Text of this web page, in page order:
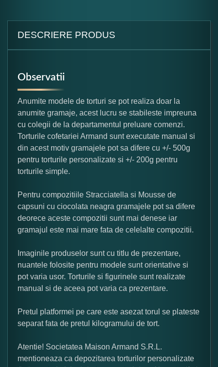
DESCRIERE PRODUS
Observatii
Anumite modele de torturi se pot realiza doar la
anumite gramaje, acest lucru se stabileste impreuna
cu colegii de la departamentul preluare comenzi.
Torturile cofetariei Armand sunt executate manual si
din acest motiv gramajele pot sa difere cu +/- 500g
pentru torturile personalizate si +/- 200g pentru
torturile simple.
Pentru compozitiile Stracciatella si Mousse de
capsuni cu ciocolata neagra gramajele pot sa difere
deorece aceste compozitii sunt mai denese iar
gramajul este mai mare fata de celelalte compozitii.
Imaginile produselor sunt cu titlu de prezentare,
nuantele folosite pentru modele sunt orientative si
pot varia usor. Torturile si figurinele sunt realizate
manual si de aceea pot varia ca prezentare.
Pretul platformei pe care este asezat torul se plateste
separat fata de pretul kilogramului de tort.
Atentie! Societatea Maison Armand S.R.L.
mentioneaza ca depozitarea torturilor personalizate